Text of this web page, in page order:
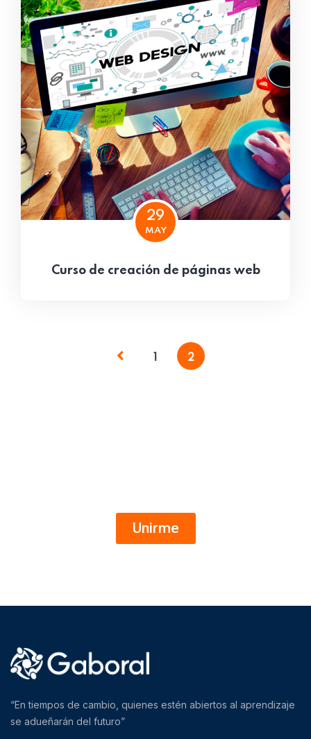
29
MAY
Curso de creación de páginas web
2
Unirme
“En tiempos de cambio, quienes estén abiertos al aprendizaje
se adueñarán del futuro”